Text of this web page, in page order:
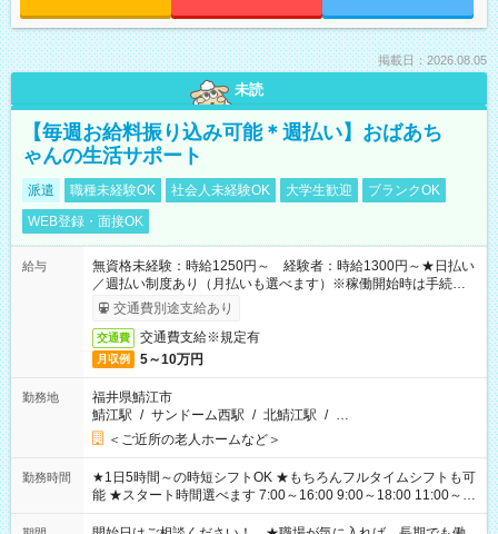
掲載日：2026.08.05
未読
【毎週お給料振り込み可能＊週払い】おばあち
ゃんの生活サポート
派遣 職種未経験OK 社会人未経験OK 大学生歓迎
ブランクOK
WEB登録・面接OK
給与
無資格未経験：時給1250円～ 経験者：時給1300円～★日払い
／週払い制度あり（月払いも選べます）※稼働開始時は手続き完
了次第のお支払いとなります。
交通費別途支給あり
交通費 交通費支給※規定有
月収例 5～10万円
勤務地
福井県鯖江市
鯖江駅 / サンドーム西駅 / 北鯖江駅 / …
＜ご近所の老人ホームなど＞
勤務時間
★1日5時間～の時短シフトOK ★もちろんフルタイムシフトも可
能 ★スタート時間選べます 7:00～16:00 9:00～18:00 11:00～
20:00 など 残業なし！ ※Wワークの場合、他のお仕事と合わせ
週40時間超の就業はご案内できません ※法令に基づき、週20時